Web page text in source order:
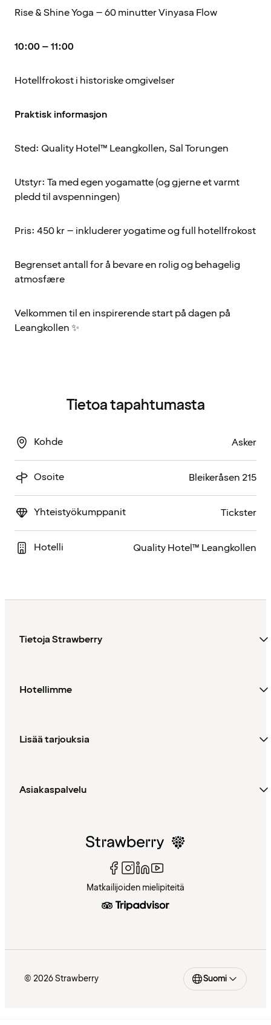
Rise & Shine Yoga – 60 minutter Vinyasa Flow
10:00 – 11:00
Hotellfrokost i historiske omgivelser
Praktisk informasjon
Sted: Quality Hotel™ Leangkollen, Sal Torungen
Utstyr: Ta med egen yogamatte (og gjerne et varmt
pledd til avspenningen)
Pris: 450 kr – inkluderer yogatime og full hotellfrokost
Begrenset antall for å bevare en rolig og behagelig
atmosfære
Velkommen til en inspirerende start på dagen på
Leangkollen ✨
Tietoa tapahtumasta
Kohde Asker
Osoite Bleikeråsen 215
Yhteistyökumppanit Tickster
Hotelli Quality Hotel™ Leangkollen
Tietoja Strawberry
Hotellimme
Lisää tarjouksia
Asiakaspalvelu
Matkailijoiden mielipiteitä
© 2026 Strawberry Suomi